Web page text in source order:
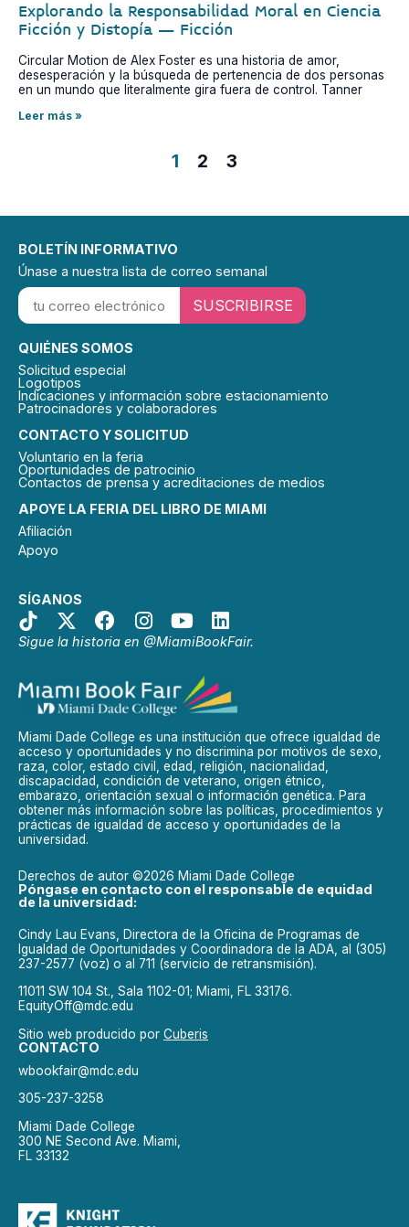
Explorando la Responsabilidad Moral en Ciencia
Ficción y Distopía – Ficción
Circular Motion de Alex Foster es una historia de amor,
desesperación y la búsqueda de pertenencia de dos personas
en un mundo que literalmente gira fuera de control. Tanner
Leer más »
1 2 3
APOYE LA FERIA DEL LIBRO DE MIAMI
Afiliación
Apoyo
SÍGANOS
Sigue la historia en @MiamiBookFair.
CONTACTO Y SOLICITUD
Voluntario en la feria
Oportunidades de patrocinio
Contactos de prensa y acreditaciones de medios
QUIÉNES SOMOS
Solicitud especial
Logotipos
Indicaciones y información sobre estacionamiento
Patrocinadores y colaboradores
BOLETÍN INFORMATIVO
Únase a nuestra lista de correo semanal
SUSCRIBIRSE
Miami Dade College es una institución que ofrece igualdad de
acceso y oportunidades y no discrimina por motivos de sexo,
raza, color, estado civil, edad, religión, nacionalidad,
discapacidad, condición de veterano, origen étnico,
embarazo, orientación sexual o información genética. Para
obtener más información sobre las políticas, procedimientos y
prácticas de igualdad de acceso y oportunidades de la
universidad.
Derechos de autor ©2026 Miami Dade College
Póngase en contacto con el responsable de equidad
de la universidad:
Cindy Lau Evans, Directora de la Oficina de Programas de
Igualdad de Oportunidades y Coordinadora de la ADA, al (305)
237-2577 (voz) o al 711 (servicio de retransmisión).
11011 SW 104 St., Sala 1102-01; Miami, FL 33176.
EquityOff@mdc.edu
Sitio web producido por Cuberis
CONTACTO
wbookfair@mdc.edu
305-237-3258
Miami Dade College
300 NE Second Ave. Miami,
FL 33132